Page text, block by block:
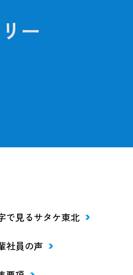
ー
で見るサタケ東北
社員の声